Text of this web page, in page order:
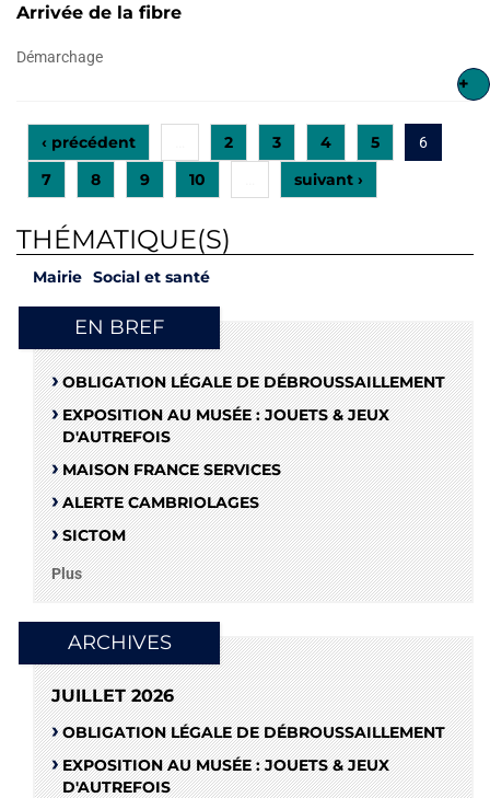
Arrivée de la fibre
Démarchage
+
‹ précédent 2 3 4 5 6
7 8 9 10 suivant ›
THÉMATIQUE(S)
Mairie Social et santé
EN BREF
OBLIGATION LÉGALE DE DÉBROUSSAILLEMENT
EXPOSITION AU MUSÉE : JOUETS & JEUX
D'AUTREFOIS
MAISON FRANCE SERVICES
ALERTE CAMBRIOLAGES
SICTOM
Plus
ARCHIVES
JUILLET 2026
OBLIGATION LÉGALE DE DÉBROUSSAILLEMENT
EXPOSITION AU MUSÉE : JOUETS & JEUX
D'AUTREFOIS